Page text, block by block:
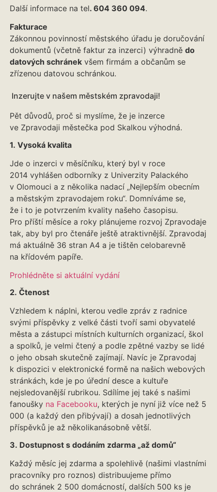
Další informace na tel. 604 360 094.
Fakturace
Zákonnou povinností městského úřadu je doručování
dokumentů (včetně faktur za inzerci) výhradně do
datových schránek všem firmám a občanům se
zřízenou datovou schránkou.
Inzerujte v našem městském zpravodaji!
Pět důvodů, proč si myslíme, že je inzerce
ve Zpravodaji městečka pod Skalkou výhodná.
1. Vysoká kvalita
Jde o inzerci v měsíčníku, který byl v roce
2014 vyhlášen odborníky z Univerzity Palackého
v Olomouci a z několika nadací „Nejlepším obecním
a městským zpravodajem roku“. Domníváme se,
že i to je potvrzením kvality našeho časopisu.
Pro příští měsíce a roky plánujeme rozvoj Zpravodaje
tak, aby byl pro čtenáře ještě atraktivnější. Zpravodaj
má aktuálně 36 stran A4 a je tištěn celobarevně
na křídovém papíře.
Prohlédněte si aktuální vydání
2. Čtenost
Vzhledem k náplni, kterou vedle zpráv z radnice
svými příspěvky z velké části tvoří sami obyvatelé
města a zástupci místních kulturních organizací, škol
a spolků, je velmi čtený a podle zpětné vazby se lidé
o jeho obsah skutečně zajímají. Navíc je Zpravodaj
k dispozici v elektronické formě na našich webových
stránkách, kde je po úřední desce a kultuře
nejsledovanější rubrikou. Sdílíme jej také s našimi
fanoušky na Facebooku, kterých je nyní již více než 5
000 (a každý den přibývají) a dosah jednotlivých
příspěvků je až několikanásobně větší.
3. Dostupnost s dodáním zdarma „až domů“
Každý měsíc jej zdarma a spolehlivě (našimi vlastními
pracovníky pro roznos) distribuujeme přímo
do schránek 2 500 domácností, dalších 500 ks je